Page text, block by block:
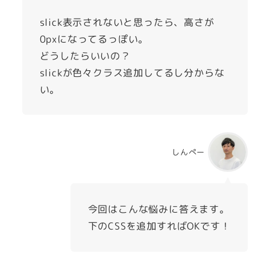
slick表示されないと思ったら、高さが
0pxになってるっぽい。
どうしたらいいの？
slickが色々クラス追加してるし分からな
い。
しんぺー
今回はこんな悩みに答えます。
下のCSSを追加すればOKです！